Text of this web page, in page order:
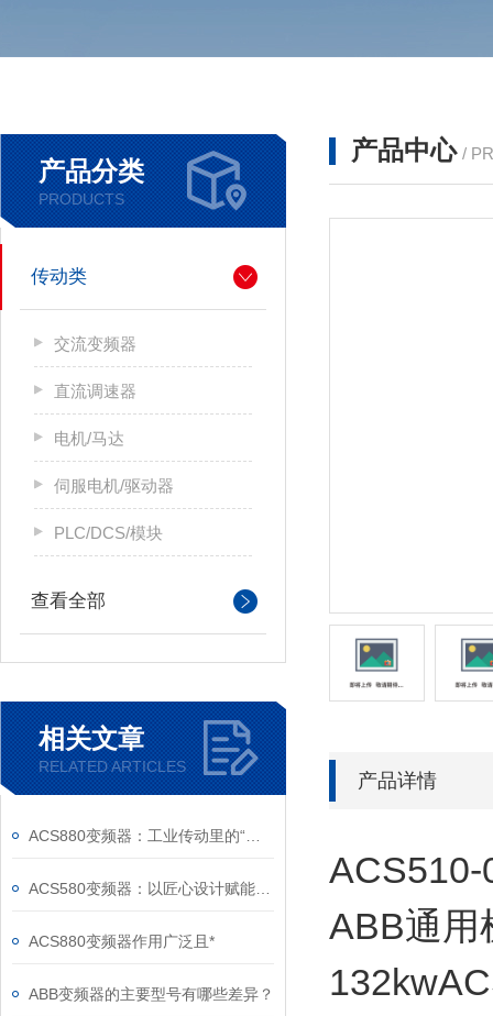
产品分类
PRODUCTS
传动类
交流变频器
直流调速器
电机/马达
伺服电机/驱动器
PLC/DCS/模块
查看全部
相关文章
RELATED ARTICLES
ACS880变频器作用广泛且*
ABB变频器的主要型号有哪些差异？
产品中心 /
产品详情
ACS510-
ABB通用